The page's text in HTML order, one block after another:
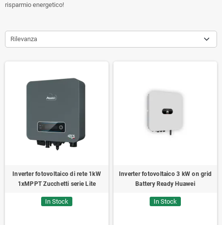
risparmio energetico!
Rilevanza
Inverter fotovoltaico di rete 1kW
1xMPPT Zucchetti serie Lite
In Stock
Inverter fotovoltaico 3 kW on grid
Battery Ready Huawei
In Stock